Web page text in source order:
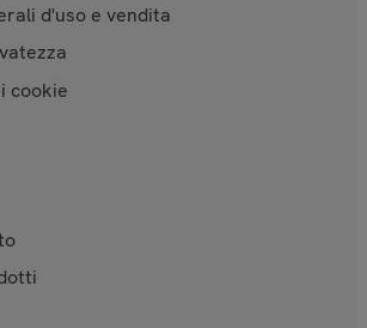
d'uso e vendita
cookie